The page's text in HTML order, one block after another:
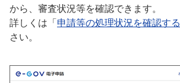
から、審査状況等を確認できます。
詳しくは「 申請等の処理状況を確認する
さい。